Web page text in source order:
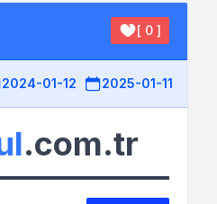
[ 0 ]
2024-01-12 2025-01-11
.com.tr